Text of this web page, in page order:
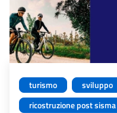
turismo
sviluppo
ricostruzione post sisma